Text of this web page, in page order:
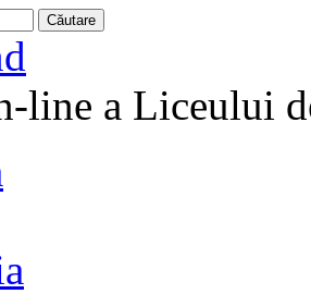
line a Liceului